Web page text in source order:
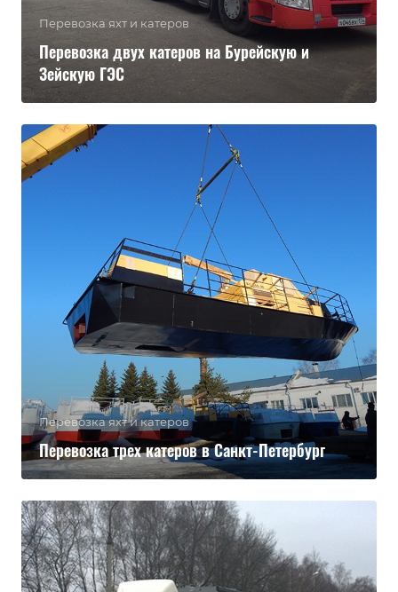
Перевозка яхт и катеров
Перевозка двух катеров на Бурейскую и
Зейскую ГЭС
Перевозка яхт и катеров
Перевозка трех катеров в Санкт-Петербург